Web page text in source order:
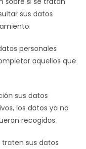
sus datos
personales
aquellos que
sus datos
los datos ya no
recogidos.
traten sus datos